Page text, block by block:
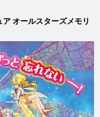
オールスターズメモリ